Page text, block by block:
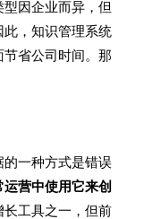
因企业而异，但
，知识管理系统
省公司时间。那
一种方式是错误
运营中使用它来创
长工具之一，但前